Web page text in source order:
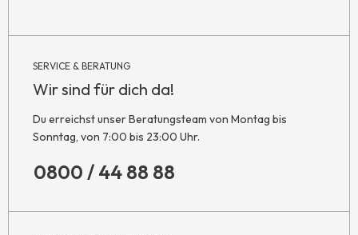
SERVICE & BERATUNG
Wir sind für dich da!
Du erreichst unser Beratungsteam von Montag bis
Sonntag, von 7:00 bis 23:00 Uhr.
0800 / 44 88 88